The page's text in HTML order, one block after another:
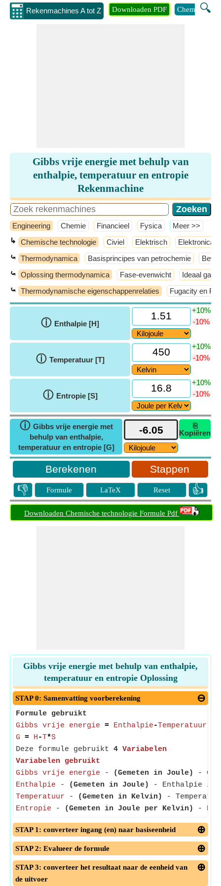
Rekenmachines A tot Z 🔍
Downloaden PDF Chemie
Gibbs vrije energie met behulp van
enthalpie, temperatuur en entropie
Rekenmachine
Engineering Chemie Financieel Fysica ​Meer >>
↳ Chemische technologie Civiel Elektrisch Elektronica
⤿ Thermodynamica Basisprincipes van petrochemie
⤿ Oplossing thermodynamica Fase-evenwicht Ideaal gas
⤿ Thermodynamische eigenschappenrelaties Fugacity en
ⓘ Enthalpie [H]
+10%
-10%
ⓘ Temperatuur [T]
+10%
-10%
ⓘ Entropie [S]
+10%
-10%
ⓘ Gibbs vrije energie met
behulp van enthalpie,
temperatuur en entropie [G]
⎘
Kopiëren
Stappen
👎 Formule LaTeX Reset 👍
Downloaden Chemische technologie Formule Pdf
Gibbs vrije energie met behulp van enthalpie,
temperatuur en entropie Oplossing
STAP 0: Samenvatting voorberekening
Formule gebruikt
Gibbs vrije energie = Enthalpie-Temperatuur*
G = H-T*S
Deze formule gebruikt 4 Variabelen
Variabelen gebruikt
Gibbs vrije energie - (Gemeten in Joule)
-
Enthalpie - (Gemeten in Joule)
- Enthalpie is
Temperatuur - (Gemeten in Kelvin)
-
Entropie - (Gemeten in Joule per Kelvin) -
STAP 1: converteer ingang (en) naar basiseenheid
STAP 2: Evalueer de formule
STAP 3: converteer het resultaat naar de eenheid van
de uitvoer